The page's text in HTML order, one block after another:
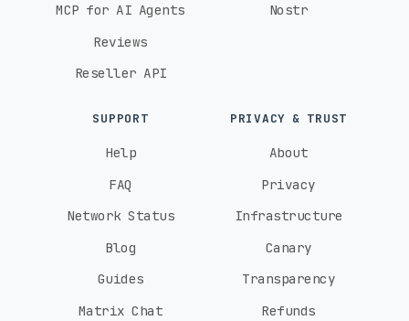
MCP for AI Agents
Reviews
Reseller API
Nostr
SUPPORT
Help
FAQ
Network Status
Blog
Guides
Matrix Chat
PRIVACY & TRUST
About
Privacy
Infrastructure
Canary
Transparency
Refunds